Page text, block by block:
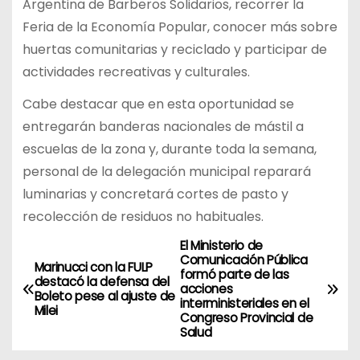
Argentina de Barberos Solidarios, recorrer la
Feria de la Economía Popular, conocer más sobre
huertas comunitarias y reciclado y participar de
actividades recreativas y culturales.
Cabe destacar que en esta oportunidad se
entregarán banderas nacionales de mástil a
escuelas de la zona y, durante toda la semana,
personal de la delegación municipal reparará
luminarias y concretará cortes de pasto y
recolección de residuos no habituales.
N
a
v
El Ministerio de
Comunicación Pública
formó parte de las
acciones
interministeriales en el
Congreso Provincial de
Salud
Marinucci con la FULP
destacó la defensa del
Boleto pese al ajuste de
Milei